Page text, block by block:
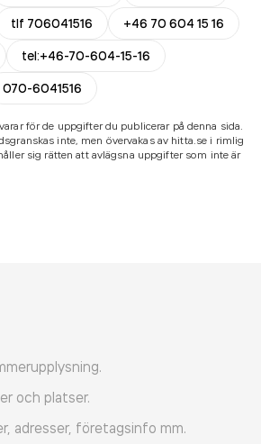
tlf 706041516
+46 70 604 15 16
tel:+46-70-604-15-16
070-6041516
för de uppgifter du publicerar på denna sida.
inte, men övervakas av hitta.se i rimlig
sig rätten att avlägsna uppgifter som inte är
och platser.
adresser, företagsinfo mm.